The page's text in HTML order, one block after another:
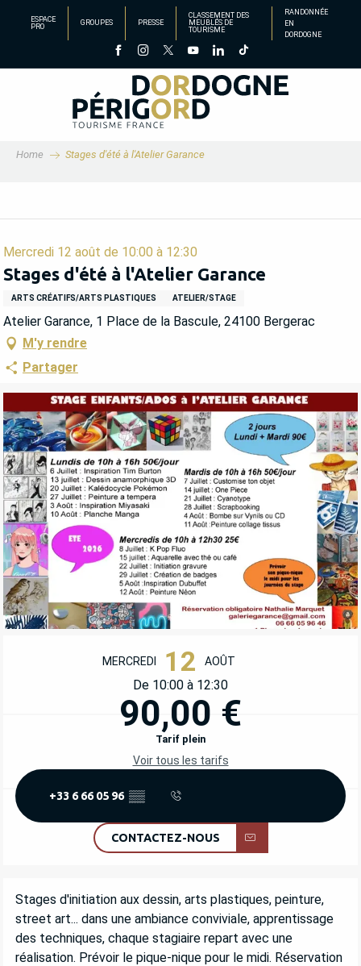
principal
ESPACE
PRO
GROUPES PRESSE
CLASSEMENT DES
MEUBLÉS DE
TOURISME
RANDONNÉE
EN
DORDOGNE
Home Stages d'été à l'Atelier Garance
Mercredi 12 août de 10:00 à 12:30
Stages d'été à l'Atelier Garance
ARTS CRÉATIFS/ARTS PLASTIQUES ATELIER/STAGE
Atelier Garance, 1 Place de la Bascule, 24100 Bergerac
M'y rendre
Partager
OUVERTURE ET COORDONNÉES
MERCREDI 12 AOÛT
De 10:00 à 12:30
90,00 €
Tarif plein
Voir tous les tarifs
+33 6 66 05 96 ▒▒
CONTACTEZ-NOUS
DESCRIPTION
Stages d'initiation aux dessin, arts plastiques, peinture,
street art... dans une ambiance conviviale, apprentissage
des techniques, chaque stagiaire repart avec une
réalisation. Prévoir le pique-nique pour le midi. Réservation